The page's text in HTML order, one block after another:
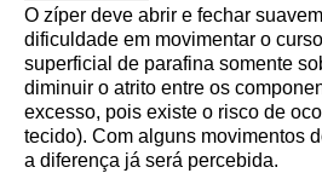
O zíper deve abrir e fechar
dificuldade em movimentar o
superficial de parafina somente
diminuir o atrito entre os
excesso, pois existe o risco de
tecido). Com alguns movimentos
a diferença já será percebida.